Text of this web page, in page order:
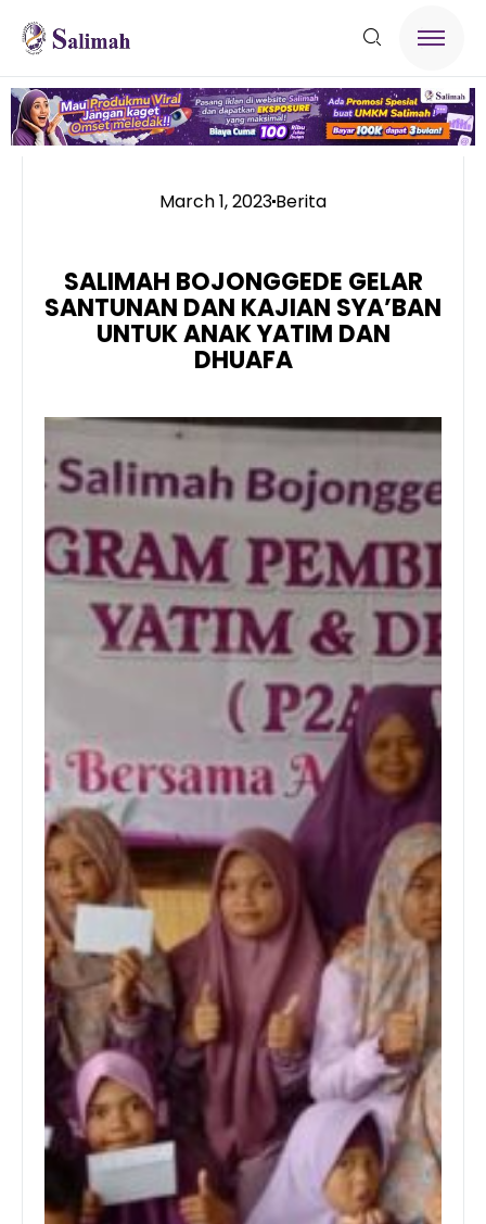
March 1, 2023Berita
SALIMAH BOJONGGEDE GELAR
SANTUNAN DAN KAJIAN SYA’BAN
UNTUK ANAK YATIM DAN
DHUAFA